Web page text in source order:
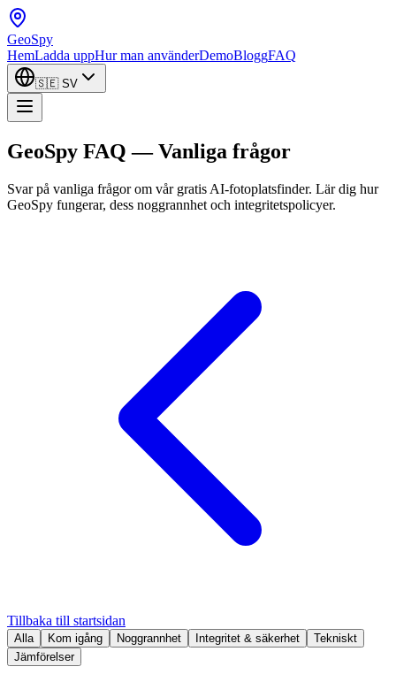
GeoSpy
HemLadda uppHur man använderDemoBloggFAQ
🇸🇪 SV
GeoSpy FAQ — Vanliga frågor
Svar på vanliga frågor om vår gratis AI-fotoplatsfinder. Lär dig hur
GeoSpy fungerar, dess noggrannhet och integritetspolicyer.
Tillbaka till startsidan
Alla Kom igång Noggrannhet Integritet & säkerhet
Tekniskt
Jämförelser